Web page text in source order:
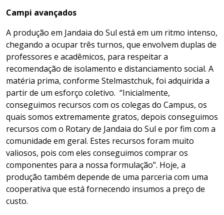
Campi avançados
A produção em Jandaia do Sul está em um ritmo intenso,
chegando a ocupar três turnos, que envolvem duplas de
professores e acadêmicos, para respeitar a
recomendação de isolamento e distanciamento social. A
matéria prima, conforme Stelmastchuk, foi adquirida a
partir de um esforço coletivo. “Inicialmente,
conseguimos recursos com os colegas do Campus, os
quais somos extremamente gratos, depois conseguimos
recursos com o Rotary de Jandaia do Sul e por fim com a
comunidade em geral. Estes recursos foram muito
valiosos, pois com eles conseguimos comprar os
componentes para a nossa formulação”. Hoje, a
produção também depende de uma parceria com uma
cooperativa que está fornecendo insumos a preço de
custo.